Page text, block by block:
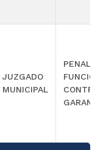
JUZGADO
MUNICIPAL
PENAL